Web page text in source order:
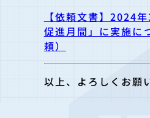
【依頼文書】2024
促進月間」に実施に
頼）
以上、よろしくお願